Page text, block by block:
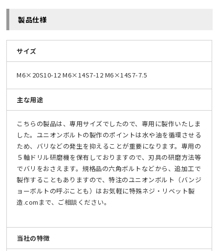
製品仕様
サイズ
M6×20S10-12 M6×14S7-12 M6×14S7-7.5
主な用途
こちらの製品は、専用サイズでしたので、専用に製作いたしま
した。ユニオンボルトの製作のポイントは水や油を循環させる
ため、バリなどの発生を抑えることが重要になります。専用の
５軸ドリル研磨機を保有しておりますので、刃具の研磨方法等
でバリをおさえます。規格品の六角ボルトなどから、追加工で
製作することもありますので、特注のユニオンボルト（バンジ
ョーボルトの呼ぶことも）はお気軽に特殊ネジ・リベット製
造.comまで、ご相談ください。
当社の特徴